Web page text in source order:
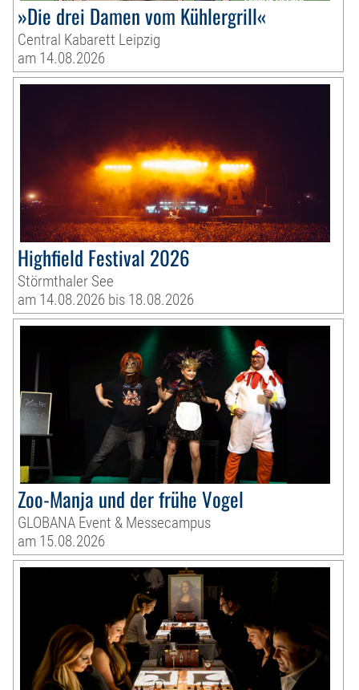
»Die drei Damen vom Kühlergrill«
Central Kabarett Leipzig
am 14.08.2026
Highfield Festival 2026
Störmthaler See
am 14.08.2026 bis 18.08.2026
Zoo-Manja und der frühe Vogel
GLOBANA Event & Messecampus
am 15.08.2026